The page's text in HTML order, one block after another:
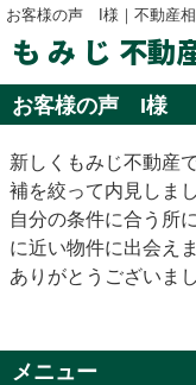
お客様の声 I様｜不動産
も み じ 不動
お客様の声 I様
新しくもみじ不動産
補を絞って内見しまし
自分の条件に合う所
に近い物件に出会え
ありがとうございま
メニュー